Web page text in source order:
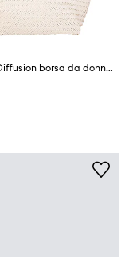
Dragon Diffusion borsa da donna in pelle